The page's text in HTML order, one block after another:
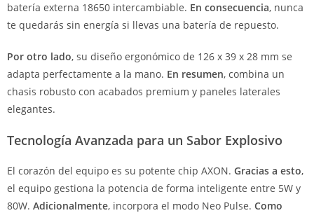
batería externa 18650 intercambiable. En consecuencia, nunca
te quedarás sin energía si llevas una batería de repuesto.
Por otro lado, su diseño ergonómico de 126 x 39 x 28 mm se
adapta perfectamente a la mano. En resumen, combina un
chasis robusto con acabados premium y paneles laterales
elegantes.
Tecnología Avanzada para un Sabor Explosivo
El corazón del equipo es su potente chip AXON. Gracias a esto,
el equipo gestiona la potencia de forma inteligente entre 5W y
80W. Adicionalmente, incorpora el modo Neo Pulse. Como